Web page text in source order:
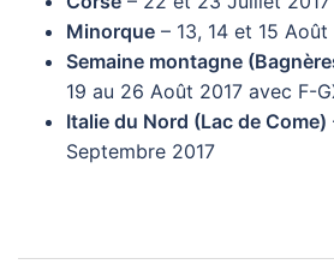
Minorque – 13, 14 et 15 Août
Semaine montagne
19 au 26 Août 2017 avec F-
Italie du Nord (Lac de Come)
Septembre 2017
Navigation d’article